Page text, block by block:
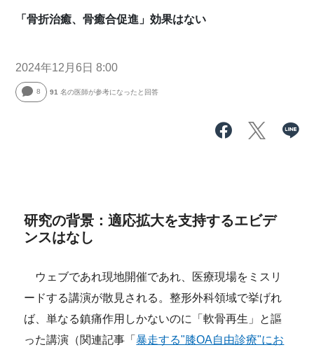
「骨折治癒、骨癒合促進」効果はない
2024年12月6日 8:00
8 91 名の医師が参考になったと回答
研究の背景：適応拡大を支持するエビデ
ンスはなし
ウェブであれ現地開催であれ、医療現場をミスリ
ードする講演が散見される。整形外科領域で挙げれ
ば、単なる鎮痛作用しかないのに「軟骨再生」と謳
った講演（関連記事「暴走する"膝OA自由診療"にお